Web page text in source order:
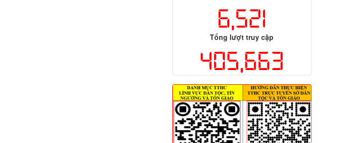
6,521
Tổng lượt truy cập
405,663